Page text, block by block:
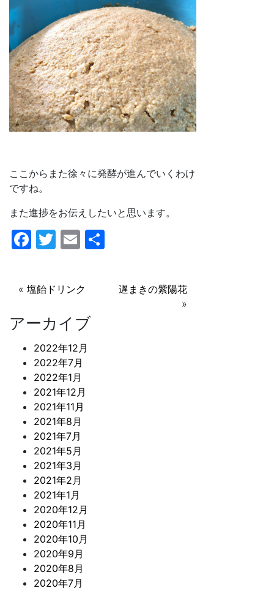
ここからまた徐々に発酵が進んでいくわけ
ですね。
また進捗をお伝えしたいと思います。
F
c
e
b
o
k
T
er
E
l
« 塩飴ドリンク
遅まきの紫陽花
»
アーカイブ
2022年12月
2022年7月
2022年1月
2021年12月
2021年11月
2021年8月
2021年7月
2021年5月
2021年3月
2021年2月
2021年1月
2020年12月
2020年11月
2020年10月
2020年9月
2020年8月
2020年7月